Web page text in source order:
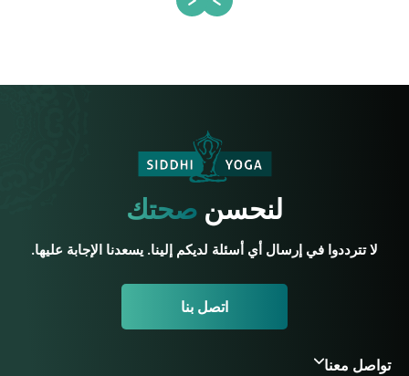
لنحسنصحتك
لا تترددوا في إرسال أي أسئلة لديكم إلينا. يسعدنا الإجابة عليها.
اتصل بنا
تواصل معنا